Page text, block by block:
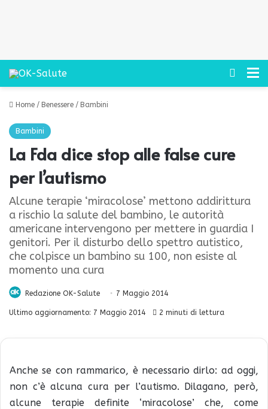
Cerca
Home / Benessere / Bambini
Bambini
La Fda dice stop alle false cure
per l’autismo
Alcune terapie ‘miracolose’ mettono addirittura
a rischio la salute del bambino, le autorità
americane intervengono per mettere in guardia I
genitori. Per il disturbo dello spettro autistico,
che colpisce un bambino su 100, non esiste al
momento una cura
Redazione OK-Salute 7 Maggio 2014
Ultimo aggiornamento: 7 Maggio 2014 2 minuti di lettura
Anche se con rammarico, è necessario dirlo: ad oggi,
non c’è alcuna cura per l’autismo. Dilagano, però,
alcune terapie definite ‘miracolose’ che, come